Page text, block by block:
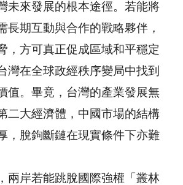
未來發展的根本途徑。若能將
長期互動與合作的戰略夥伴，
，方可真正促成區域和平穩定
灣在全球政經秩序變局中找到
值。畢竟，台灣的產業發展無
二大經濟體，中國市場的結構
，脫鉤斷鏈在現實條件下亦難
兩岸若能跳脫國際強權「叢林